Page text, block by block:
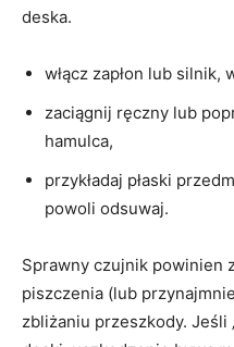
deska.
włącz zapłon lub silnik,
zaciągnij ręczny lub
hamulca,
przykładaj płaski
powoli odsuwaj.
Sprawny czujnik powinien
piszczenia (lub
zbliżaniu przeszkody. Jeśli